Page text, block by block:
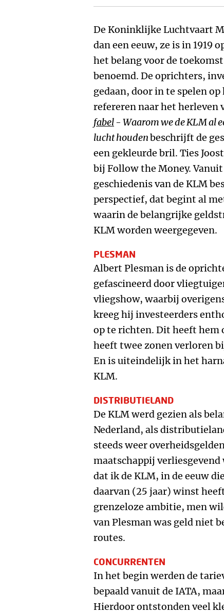
De Koninklijke Luchtvaart
dan een eeuw, ze is in 1919
het belang voor de
benoemd. De oprichters,
gedaan, door in te spelen
refereren naar het herleven
fabel- Waarom we de KLM al
lucht houdenbeschrijft de
een gekleurde bril. Ties
bij Follow the Money.
geschiedenis van de KLM
perspectief, dat begint al
waarin de belangrijke
KLM worden weergegeven.
PLESMAN
Albert Plesman is de
gefascineerd door
vliegshow, waarbij
kreeg hij investeerders
op te richten. Dit heeft hem
heeft twee zonen verloren
En is uiteindelijk in het
KLM.
DISTRIBUTIELAND
De KLM werd gezien als
Nederland, als
steeds weer
maatschappij verliesgevend
dat ik de KLM, in de eeuw
daarvan (25 jaar) winst
grenzeloze ambitie, men
van Plesman was geld niet
routes.
CONCURRENTEN
In het begin werden de
bepaald vanuit de IATA,
Hierdoor ontstonden veel